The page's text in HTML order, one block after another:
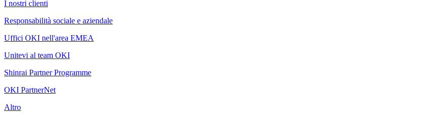
I nostri clienti
Responsabilità sociale e aziendale
Uffici OKI nell'area EMEA
Unitevi al team OKI
Shinrai Partner Programme
OKI PartnerNet
Altro